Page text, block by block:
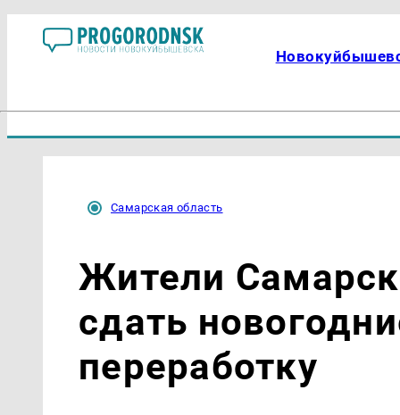
Самарская область
Жители
сдать
переработку